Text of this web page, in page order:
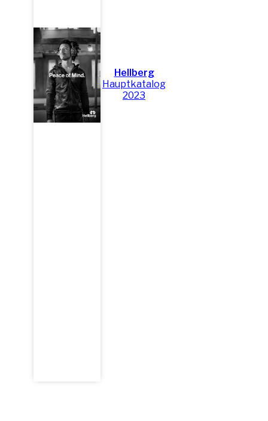
Hellberg
Hauptkatalog
2023